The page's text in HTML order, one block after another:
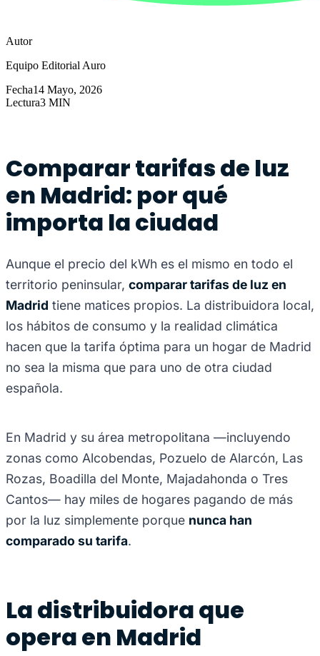
Autor
Equipo Editorial Auro
Fecha14 Mayo, 2026
Lectura3 MIN
Comparar tarifas de luz
en Madrid: por qué
importa la ciudad
Aunque el precio del kWh es el mismo en todo el
territorio peninsular, comparar tarifas de luz en
Madrid tiene matices propios. La distribuidora local,
los hábitos de consumo y la realidad climática
hacen que la tarifa óptima para un hogar de Madrid
no sea la misma que para uno de otra ciudad
española.
En Madrid y su área metropolitana —incluyendo
zonas como Alcobendas, Pozuelo de Alarcón, Las
Rozas, Boadilla del Monte, Majadahonda o Tres
Cantos— hay miles de hogares pagando de más
por la luz simplemente porque nunca han
comparado su tarifa.
La distribuidora que
opera en Madrid